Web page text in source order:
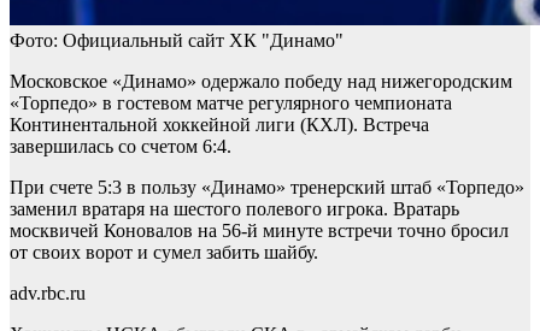
Фото: Официальный сайт ХК "Динамо"
Московское «Динамо» одержало победу над нижегородским
«Торпедо» в гостевом матче регулярного чемпионата
Континентальной хоккейной лиги (КХЛ). Встреча
завершилась со счетом 6:4.
При счете 5:3 в пользу «Динамо» тренерский штаб «Торпедо»
заменил вратаря на шестого полевого игрока. Вратарь
москвичей Коновалов на 56-й минуте встречи точно бросил
от своих ворот и сумел забить шайбу.
adv.rbc.ru